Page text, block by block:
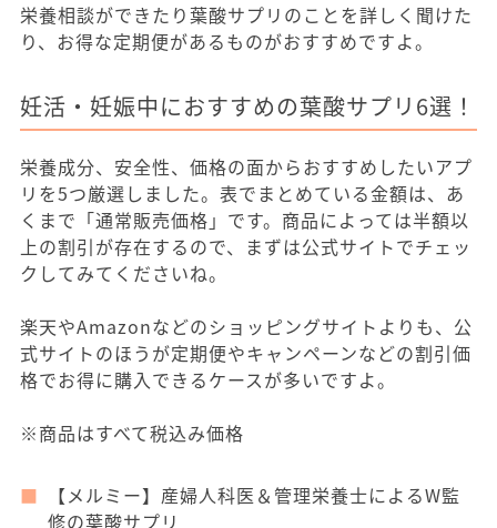
栄養相談ができたり葉酸サプリのことを詳しく聞けた
り、お得な定期便があるものがおすすめですよ。
妊活・妊娠中におすすめの葉酸サプリ6選！
栄養成分、安全性、価格の面からおすすめしたいアプ
リを5つ厳選しました。表でまとめている金額は、あ
くまで「通常販売価格」です。商品によっては半額以
上の割引が存在するので、まずは公式サイトでチェッ
クしてみてくださいね。
楽天やAmazonなどのショッピングサイトよりも、公
式サイトのほうが定期便やキャンペーンなどの割引価
格でお得に購入できるケースが多いですよ。
※商品はすべて税込み価格
【メルミー】産婦人科医＆管理栄養士によるW監
修の葉酸サプリ